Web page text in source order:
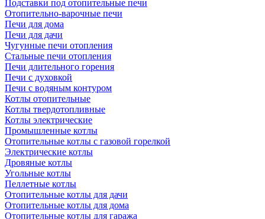
Подставки под отопительные печи
Отопительно-варочные печи
Печи для дома
Печи для дачи
Чугунные печи отопления
Стальные печи отопления
Печи длительного горения
Печи с духовкой
Печи с водяным контуром
Котлы отопительные
Котлы твердотопливные
Котлы электрические
Промышленные котлы
Отопительные котлы с газовой горелкой
Электрические котлы
Дровяные котлы
Угольные котлы
Пеллетные котлы
Отопительные котлы для дачи
Отопительные котлы для дома
Отопительные котлы для гаража